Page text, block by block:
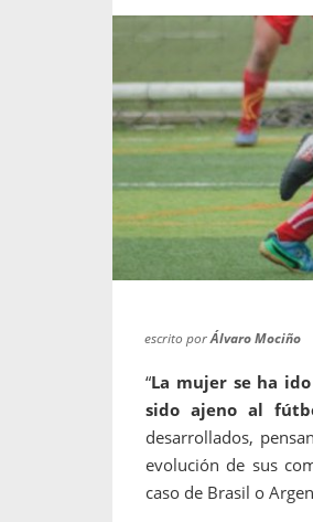
escrito porÁlvaro Mociño
“La mujer se ha
sido ajeno al
desarrollados,
evolución de sus
caso de Brasil o